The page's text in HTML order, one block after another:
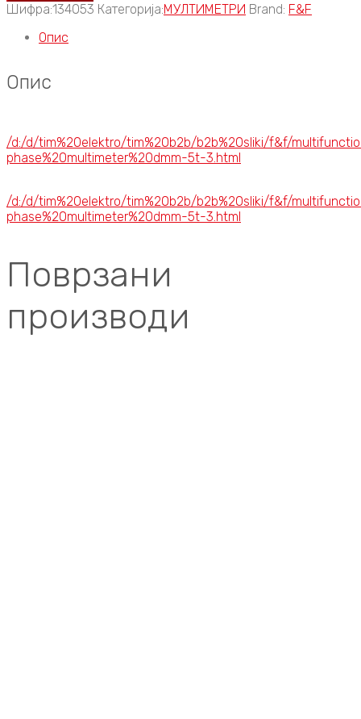
Шифра:134053 Категорија:МУЛТИМЕТРИ Brand: F&F
Опис
Опис
/d:/d/tim%20elektro/tim%20b2b/b2b%20sliki/f&f/
phase%20multimeter%20dmm-5t-3.html
/d:/d/tim%20elektro/tim%20b2b/b2b%20sliki/f&f/
phase%20multimeter%20dmm-5t-3.html
Поврзани
производи